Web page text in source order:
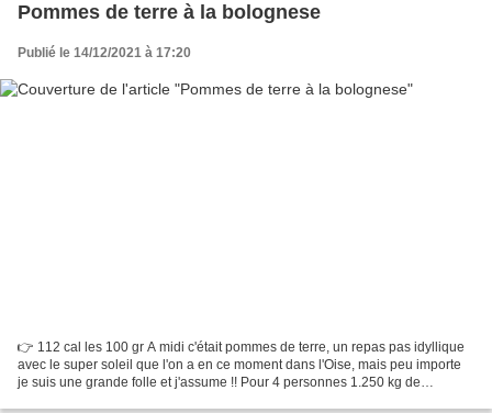
Pommes de terre à la bolognese
Publié le 14/12/2021 à 17:20
👉 112 cal les 100 gr A midi c'était pommes de terre, un repas pas idyllique
avec le super soleil que l'on a en ce moment dans l'Oise, mais peu importe
je suis une grande folle et j'assume !! Pour 4 personnes 1.250 kg de